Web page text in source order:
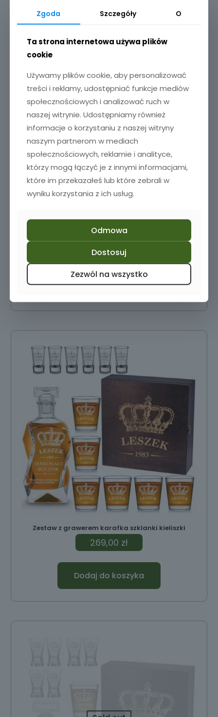
Sold out
229,00zł
Dowiedz się więcej
Zestaw z grawerem karafka szklanki kieliszki
269,00 zł
Dodaj do koszyka
Zgoda Szczegóły O
Ta strona internetowa używa plików
cookie
Używamy plików cookie, aby personalizować
treści i reklamy, udostępniać funkcje mediów
społecznościowych i analizować ruch w
naszej witrynie. Udostępniamy również
informacje o korzystaniu z naszej witryny
naszym partnerom w mediach
społecznościowych, reklamie i analityce,
którzy mogą łączyć je z innymi informacjami,
które im przekazałeś lub które zebrali w
wyniku korzystania z ich usług.
Odmowa
Dostosuj
Zezwól na wszystko